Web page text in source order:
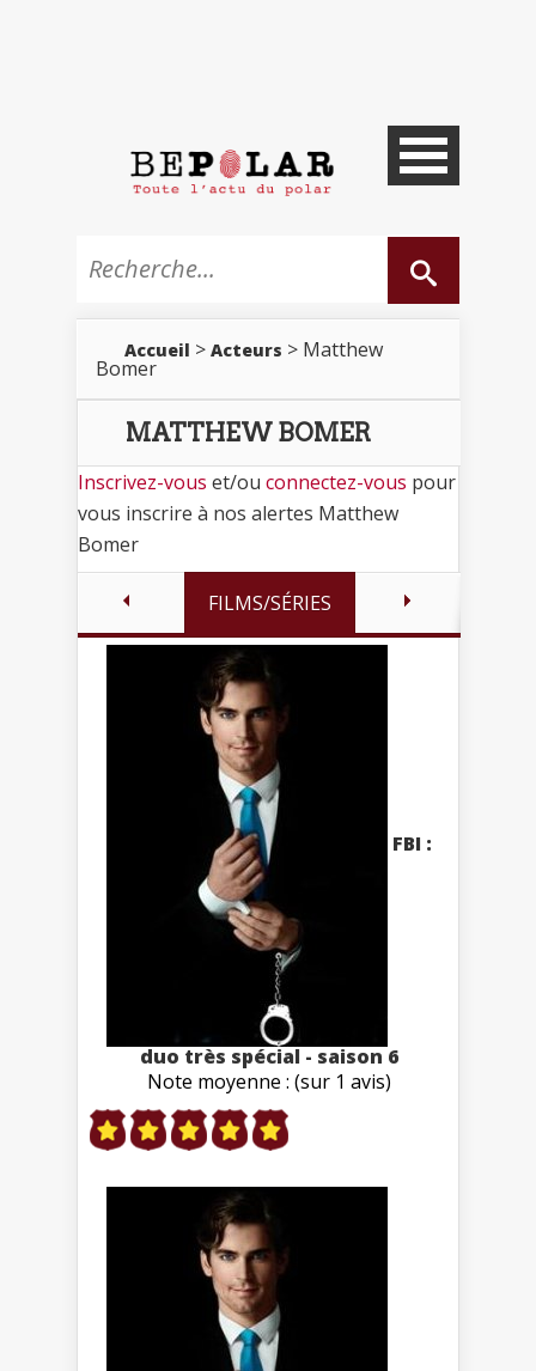
Accueil > Acteurs > Matthew
Bomer
MATTHEW BOMER
Inscrivez-vous et/ou connectez-vous pour
vous inscrire à nos alertes Matthew
Bomer
FILMS/SÉRIES
FBI :
duo très spécial - saison 6
Note moyenne : (sur 1 avis)